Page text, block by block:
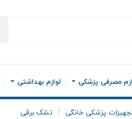
مصرفی پزشکی لوازم بهداشتی
پزشکی خانگی تشک برقی